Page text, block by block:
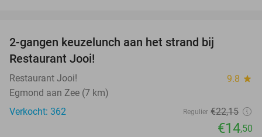
2-gangen keuzelunch aan het strand bij
Restaurant Jooi!
Restaurant Jooi! 9.8 star
Egmond aan Zee (7 km)
Verkocht: 362
Regulier €22,15
€14,50